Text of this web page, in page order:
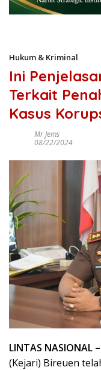
Hukum & Kriminal
Ini
Terkait
Kasus
Mr Jems
08/22/2024
LINTAS NASIONAL –
(Kejari) Bireuen